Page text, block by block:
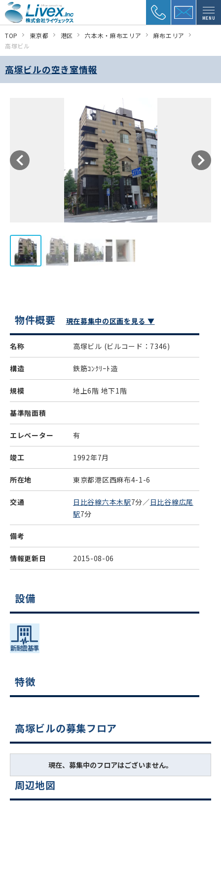
MENU
TOP 東京都 港区 六本木・麻布エリア
麻布エリア
高塚ビル
高塚ビルの空き室情報
物件概要 現在募集中の区画を見る ▼
名称 高塚ビル (ビルコード：7346)
構造 鉄筋ｺﾝｸﾘｰﾄ造
規模 地上6階 地下1階
基準階面積
エレベーター 有
竣工 1992年7月
所在地 東京都港区西麻布4-1-6
交通 日比谷線六本木駅7分／日比谷線広尾
駅7分
備考
情報更新日 2015-08-06
設備
特徴
高塚ビルの募集フロア
現在、募集中のフロアはございません。
周辺地図